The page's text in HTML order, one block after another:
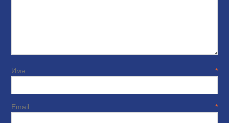
Имя*
Email*